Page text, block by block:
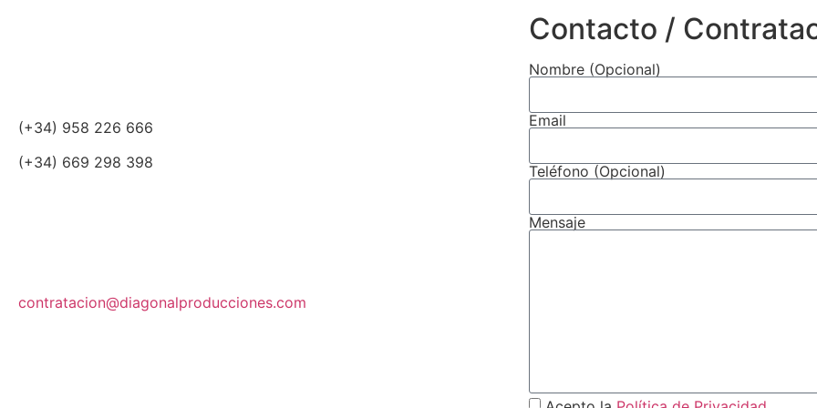
(+34) 958 226 666
(+34) 669 298 398
contratacion@diagonalproducciones.com
Contacto /
Nombre (Opcional)
Email
Teléfono (Opcional)
Mensaje